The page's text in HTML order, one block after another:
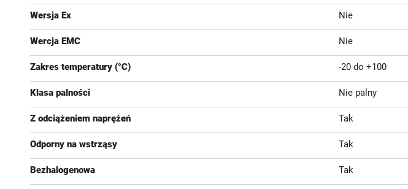
Wersja Ex Nie
Wercja EMC Nie
Zakres temperatury (°C) -20 do +100
Klasa palności Nie palny
Z odciążeniem naprężeń Tak
Odporny na wstrząsy Tak
Bezhalogenowa Tak